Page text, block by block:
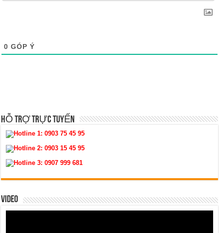
0 GÓP Ý
HỖ TRỢ TRỰC TUYẾN
Hotline 1:0903 75 45 95
Hotline 2:0903 15 45 95
Hotline 3:0907 999 681
VIDEO